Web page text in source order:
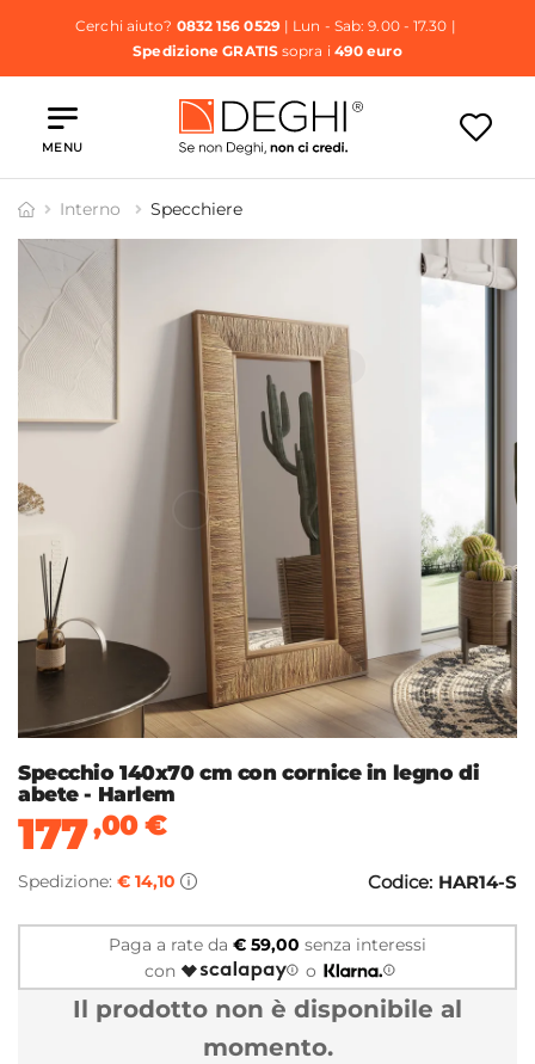
Cerchi aiuto? 0832 156 0529| Lun - Sab: 9.00 - 17.30 |
Spedizione GRATISsopra i 490 euro
MENU
Interno Specchiere
Specchio 140x70 cm con cornice in legno di
abete - Harlem
177,00€
Spedizione: € 14,10 Codice: HAR14-S
Paga a rate da € 59,00 senza interessi
con
o
Il prodotto non è disponibile al
momento.